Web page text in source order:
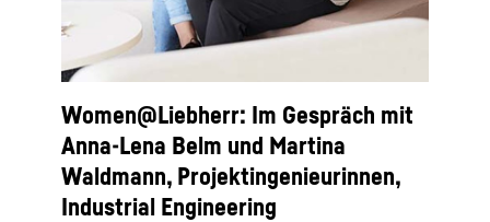
Women@Liebherr: Im Gespräch mit
Anna-Lena Belm und Martina
Waldmann, Projektingenieurinnen,
Industrial Engineering